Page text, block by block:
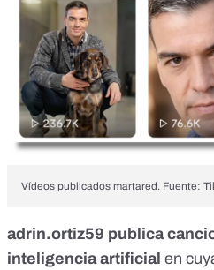
Vídeos publicados martared. Fuente:
adrin.ortiz59 publica
inteligencia artificial en